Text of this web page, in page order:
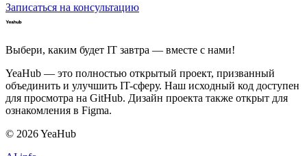
Записаться на консультацию
Выбери, каким будет IT завтра — вместе c нами!
YeaHub — это полностью открытый проект, призванный
объединить и улучшить IT-сферу. Наш исходный код доступен
для просмотра на GitHub. Дизайн проекта также открыт для
ознакомления в Figma.
© 2026YeaHub